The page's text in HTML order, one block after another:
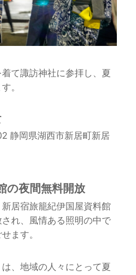
て諏訪神社に参拝し、夏
。
静岡県湖西市新居町新居
の夜間無料開放
居宿旅籠紀伊国屋資料館
れ、風情ある照明の中で
ます。
は、地域の人々にとって夏